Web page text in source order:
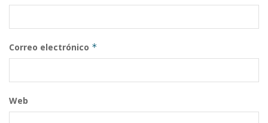
Correo electrónico *
Web